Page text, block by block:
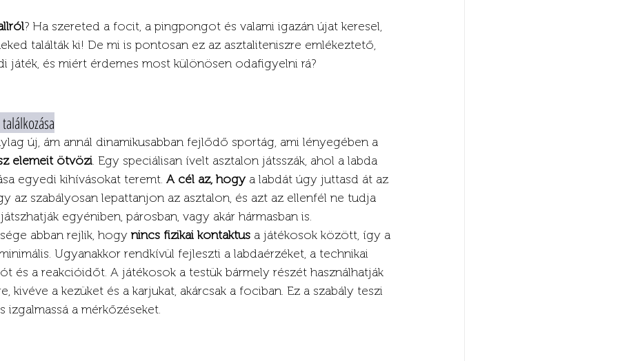
? Ha szereted a focit, a pingpongot és valami igazán újat keresel,
találták ki! De mi is pontosan ez az asztaliteniszre emlékeztető,
játék, és miért érdemes most különösen odafigyelni rá?
új, ám annál dinamikusabban fejlődő sportág, ami lényegében a
elemeit ötvözi. Egy speciálisan ívelt asztalon játsszák, ahol a labda
egyedi kihívásokat teremt. A cél az, hogy a labdát úgy juttasd át az
az szabályosan lepattanjon az asztalon, és azt az ellenfél ne tudja
egyéniben, párosban, vagy akár hármasban is.
abban rejlik, hogy nincs fizikai kontaktus a játékosok között, így a
Ugyanakkor rendkívül fejleszti a labdaérzéket, a technikai
és a reakcióidőt. A játékosok a testük bármely részét használhatják
kivéve a kezüket és a karjukat, akárcsak a fociban. Ez a szabály teszi
izgalmassá a mérkőzéseket.